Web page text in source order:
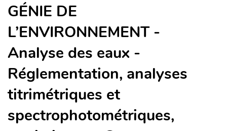
GÉNIE DE
L’ENVIRONNEMENT -
Analyse des eaux -
Réglementation, analyses
titrimétriques et
spectrophotométriques,